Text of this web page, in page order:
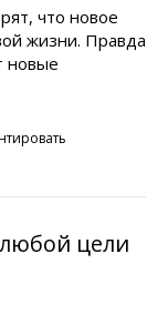
что новое
жизни. Правда
новые
цели